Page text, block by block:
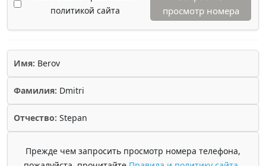
политикой сайта
просмотр номера
Имя: Berov
Фамилия: Dmitri
Отчество: Stepan
Прежде чем запросить просмотр номера телефона,